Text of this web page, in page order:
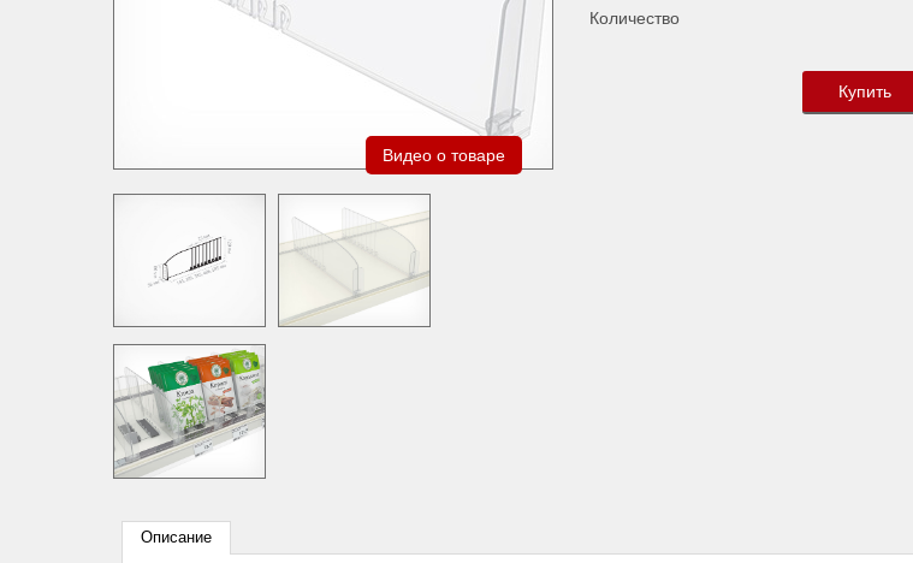
Видео о товаре
Количество
Купить
Описание